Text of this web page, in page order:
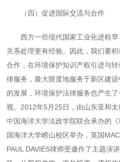
（四）促进国际交流与合作
西方一些现代国家工业化进程早
关系处理更有经验。因此，我们要
合作，在环境保护知识产权引进与
律服务，最大限度地服务于新区建
的发展，环境保护法律服务也产生
视。 2012年5 月 25日，由山东亚和
中国海洋大学法政学院联合承办的
国海洋大学崂山校区举办，英国
PAUL DAVIES律师受邀作了主题演